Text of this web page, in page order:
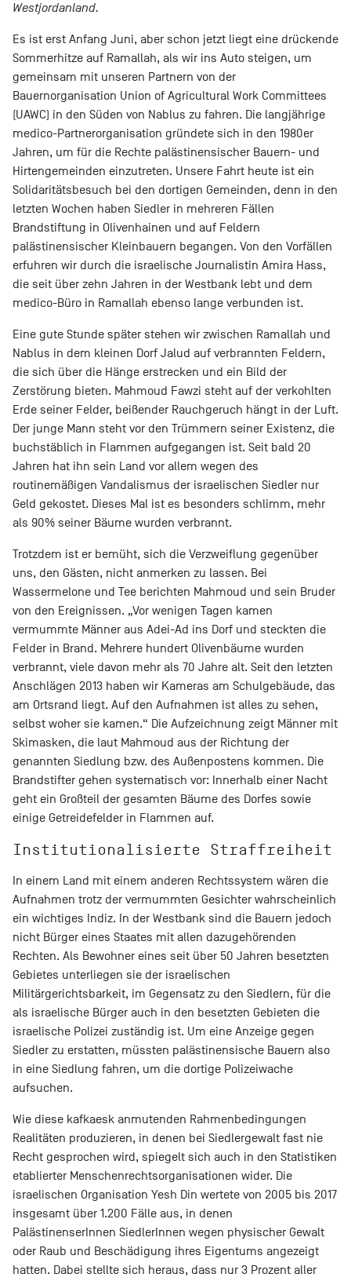
Westjordanland.
Es ist erst Anfang Juni, aber schon jetzt liegt eine drückende
Sommerhitze auf Ramallah, als wir ins Auto steigen, um
gemeinsam mit unseren Partnern von der
Bauernorganisation Union of Agricultural Work Committees
(UAWC) in den Süden von Nablus zu fahren. Die langjährige
medico-Partnerorganisation gründete sich in den 1980er
Jahren, um für die Rechte palästinensischer Bauern- und
Hirtengemeinden einzutreten. Unsere Fahrt heute ist ein
Solidaritätsbesuch bei den dortigen Gemeinden, denn in den
letzten Wochen haben Siedler in mehreren Fällen
Brandstiftung in Olivenhainen und auf Feldern
palästinensischer Kleinbauern begangen. Von den Vorfällen
erfuhren wir durch die israelische Journalistin Amira Hass,
die seit über zehn Jahren in der Westbank lebt und dem
medico-Büro in Ramallah ebenso lange verbunden ist.
Eine gute Stunde später stehen wir zwischen Ramallah und
Nablus in dem kleinen Dorf Jalud auf verbrannten Feldern,
die sich über die Hänge erstrecken und ein Bild der
Zerstörung bieten. Mahmoud Fawzi steht auf der verkohlten
Erde seiner Felder, beißender Rauchgeruch hängt in der Luft.
Der junge Mann steht vor den Trümmern seiner Existenz, die
buchstäblich in Flammen aufgegangen ist. Seit bald 20
Jahren hat ihn sein Land vor allem wegen des
routinemäßigen Vandalismus der israelischen Siedler nur
Geld gekostet. Dieses Mal ist es besonders schlimm, mehr
als 90% seiner Bäume wurden verbrannt.
Trotzdem ist er bemüht, sich die Verzweiflung gegenüber
uns, den Gästen, nicht anmerken zu lassen. Bei
Wassermelone und Tee berichten Mahmoud und sein Bruder
von den Ereignissen. „Vor wenigen Tagen kamen
vermummte Männer aus Adei-Ad ins Dorf und steckten die
Felder in Brand. Mehrere hundert Olivenbäume wurden
verbrannt, viele davon mehr als 70 Jahre alt. Seit den letzten
Anschlägen 2013 haben wir Kameras am Schulgebäude, das
am Ortsrand liegt. Auf den Aufnahmen ist alles zu sehen,
selbst woher sie kamen.“ Die Aufzeichnung zeigt Männer mit
Skimasken, die laut Mahmoud aus der Richtung der
genannten Siedlung bzw. des Außenpostens kommen. Die
Brandstifter gehen systematisch vor: Innerhalb einer Nacht
geht ein Großteil der gesamten Bäume des Dorfes sowie
einige Getreidefelder in Flammen auf.
Institutionalisierte Straffreiheit
In einem Land mit einem anderen Rechtssystem wären die
Aufnahmen trotz der vermummten Gesichter wahrscheinlich
ein wichtiges Indiz. In der Westbank sind die Bauern jedoch
nicht Bürger eines Staates mit allen dazugehörenden
Rechten. Als Bewohner eines seit über 50 Jahren besetzten
Gebietes unterliegen sie der israelischen
Militärgerichtsbarkeit, im Gegensatz zu den Siedlern, für die
als israelische Bürger auch in den besetzten Gebieten die
israelische Polizei zuständig ist. Um eine Anzeige gegen
Siedler zu erstatten, müssten palästinensische Bauern also
in eine Siedlung fahren, um die dortige Polizeiwache
aufsuchen.
Wie diese kafkaesk anmutenden Rahmenbedingungen
Realitäten produzieren, in denen bei Siedlergewalt fast nie
Recht gesprochen wird, spiegelt sich auch in den Statistiken
etablierter Menschenrechtsorganisationen wider. Die
israelischen Organisation Yesh Din wertete von 2005 bis 2017
insgesamt über 1.200 Fälle aus, in denen
PalästinenserInnen SiedlerInnen wegen physischer Gewalt
oder Raub und Beschädigung ihres Eigentums angezeigt
hatten. Dabei stellte sich heraus, dass nur 3 Prozent aller